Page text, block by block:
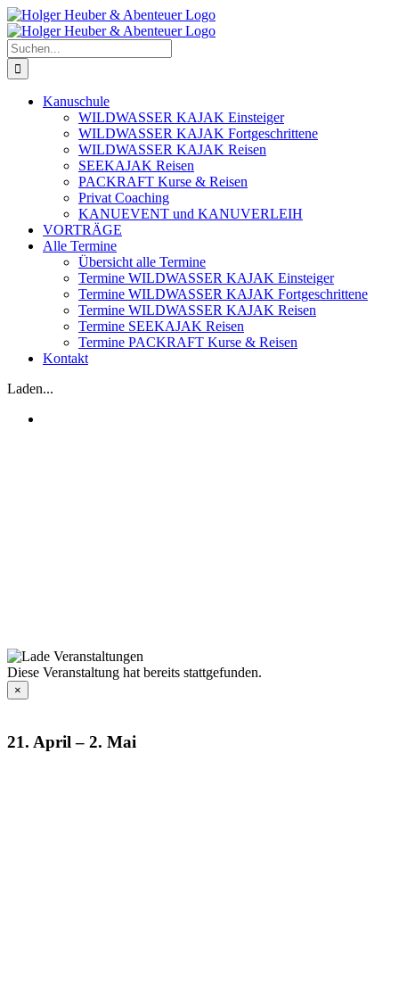
Zum
Inhalt
springen
Suche
nach:
Kanuschule
WILDWASSER KAJAK Einsteiger
WILDWASSER KAJAK Fortgeschrittene
WILDWASSER KAJAK Reisen
SEEKAJAK Reisen
PACKRAFT Kurse & Reisen
Privat Coaching
KANUEVENT und KANUVERLEIH
VORTRÄGE
Alle Termine
Übersicht alle Termine
Termine WILDWASSER KAJAK Einsteiger
Termine WILDWASSER KAJAK Fortgeschrittene
Termine WILDWASSER KAJAK Reisen
Termine SEEKAJAK Reisen
Termine PACKRAFT Kurse & Reisen
Kontakt
Laden...
Diese Veranstaltung hat bereits stattgefunden.
×
21. April – 2. Mai